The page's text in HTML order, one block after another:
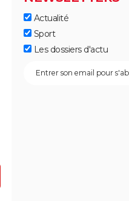
Actualité
Sport
Les dossiers d'actu